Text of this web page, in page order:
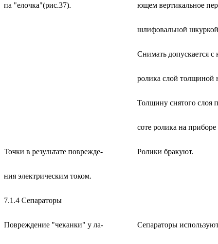
па "елочка"(рис.37). ющем вертикальное
шлифовальной
Снимать допускается
ролика слой толщиной
Толщину снятого слоя
соте ролика на
Точки в результате поврежде- Ролики бракуют.
ния электрическим током.
7.1.4 Сепараторы
Повреждение "чеканки" у ла- Сепараторы